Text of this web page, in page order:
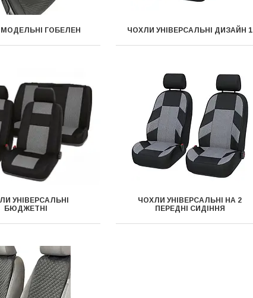
ГОБЕЛЕН ЧОХЛИ УНІВЕРСАЛЬНІ ДИЗАЙН 1
УНІВЕРСАЛЬНІ
БЮДЖЕТНІ
ЧОХЛИ УНІВЕРСАЛЬНІ НА 2
ПЕРЕДНІ СИДІННЯ